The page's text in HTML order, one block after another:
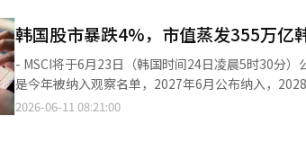
相关领域保持领先地位，尽管“市场上存在改变格
的预期似乎已经达到平衡。”※ 本报道经人工智能（
着美国大型科技公司扩大对AI数据中心的投资，数
的合并营业利润将达到约7万亿日元，比去年增长8
利润计划。 证券界的预期也在迅速上升。SMBC日兴证券在10日的报告中，将东芝的目标股价从原来的4万8000日元
大幅上调至12万6000日元。SMBC日兴证券的高级
表示，至2028财年，东芝的业绩扩张可能性增大，因
韩国股市暴跌4%，市值蒸发355万亿
- MSCI将于6月23日（韩国时间24日凌晨5时30分
是今年被纳入观察名单，2027年6月公布纳入，
入发达国家后将在DM中排名第五，EAFE中排名第
2026-06-11 08:21:00